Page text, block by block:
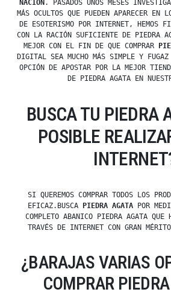
NACIÓN . PASADOS UNOS MESES
MÁS OCULTOS QUE PUEDEN APARECER EN
DE ESOTERISMO POR INTERNET, HEMOS
CON LA RACIÓN SUFICIENTE DE PIEDRA
MEJOR CON EL FIN DE QUE COMPRAR
DIGITAL SEA MUCHO MÁS SIMPLE Y
OPCIÓN DE APOSTAR POR LA MEJOR
DE PIEDRA AGATA EN
BUSCA TU PIEDRA
POSIBLE
SI QUEREMOS COMPRAR TODOS LOS
EFICAZ.BUSCA
PIEDRA AGATAPOR
COMPLETO ABANICO PIEDRA AGATA QUE
TRAVÉS DE INTERNET CON GRAN
¿BARAJAS VARIAS
COMPRAR